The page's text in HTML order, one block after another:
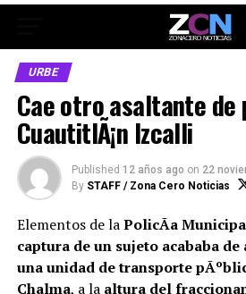
URBE
Cae otro asaltante de
CuautitlÃ¡n Izcalli
Published 12 años ago on 22
By STAFF / Zona Cero Noticias
Elementos de laPolicÃ­a
captura de un sujeto acababa
una unidad de transporte
Chalma, a la altura del